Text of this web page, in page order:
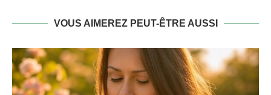
VOUS AIMEREZ PEUT-ÊTRE AUSSI